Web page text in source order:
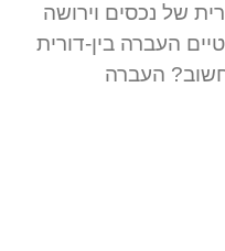
של נכסים וירושה
העברה בין-דורית
העברה